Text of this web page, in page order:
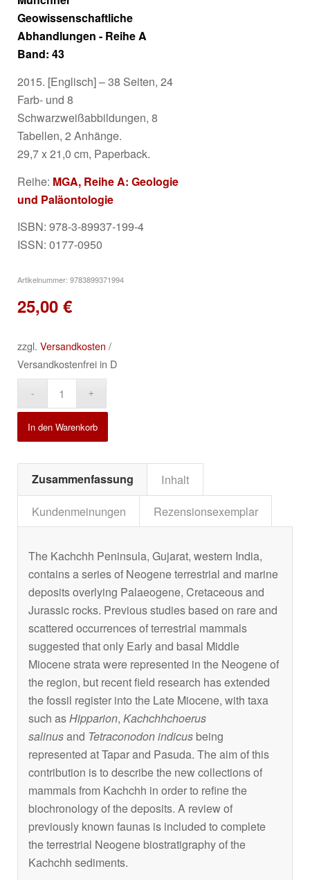
Geowissenschaftliche
Abhandlungen - Reihe A
Band: 43
2015. [Englisch] – 38 Seiten, 24
Farb- und 8
Schwarzweißabbildungen, 8
Tabellen, 2 Anhänge.
29,7 x 21,0 cm, Paperback.
Reihe: MGA, Reihe A: Geologie
und Paläontologie
ISBN: 978-3-89937-199-4
ISSN: 0177-0950
Artikelnummer: 9783899371994
25,00 €
zzgl. Versandkosten /
Versandkostenfrei in D
In den Warenkorb
Zusammenfassung
Inhalt
Kundenmeinungen
Rezensionsexemplar
The Kachchh Peninsula, Gujarat, western India,
contains a series of Neogene terrestrial and marine
deposits overlying Palaeogene, Cretaceous and
Jurassic rocks. Previous studies based on rare and
scattered occurrences of terrestrial mammals
suggested that only Early and basal Middle
Miocene strata were represented in the Neogene of
the region, but recent field research has extended
the fossil register into the Late Miocene, with taxa
such asHipparion, Kachchhchoerus
salinusand Tetraconodon indicus being
represented at Tapar and Pasuda. The aim of this
contribution is to describe the new collections of
mammals from Kachchh in order to refine the
biochronology of the deposits. A review of
previously known faunas is included to complete
the terrestrial Neogene biostratigraphy of the
Kachchh sediments.